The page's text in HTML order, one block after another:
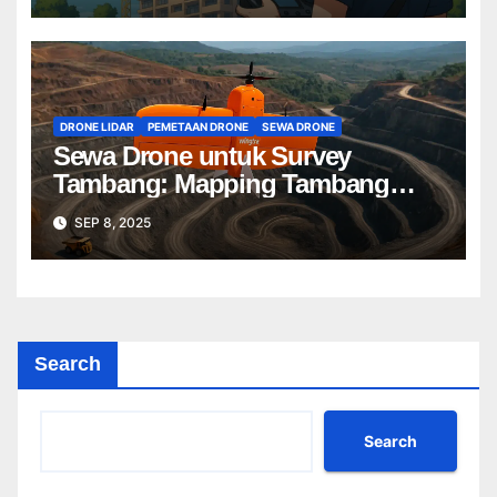
DRONE LIDAR PEMETAAN DRONE SEWA DRONE
Sewa Drone untuk Survey
Tambang: Mapping Tambang
Profesional Lebih Cepat & Akurat
SEP 8, 2025
Search
Search